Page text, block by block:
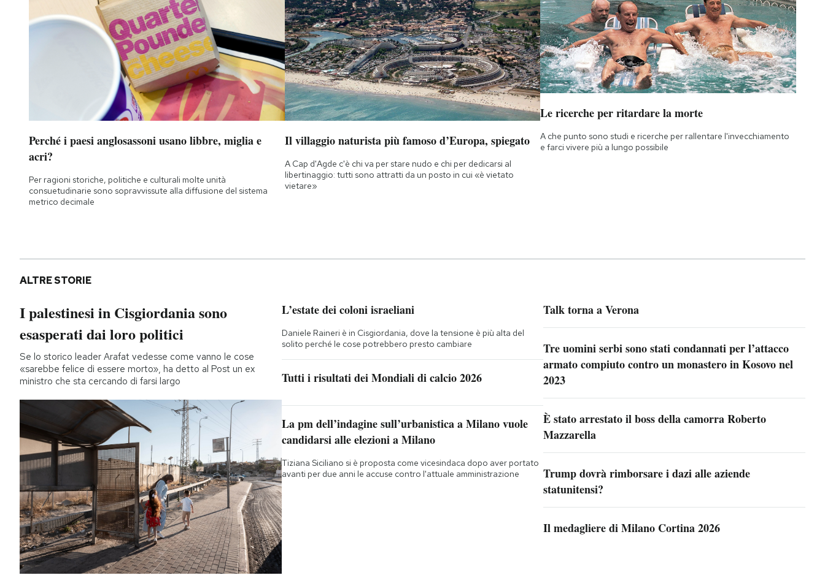
Perché i paesi anglosassoni usano libbre, miglia e
acri?
Per ragioni storiche, politiche e culturali molte unità
consuetudinarie sono sopravvissute alla diffusione del sistema
metrico decimale
Il villaggio naturista più famoso d’Europa, spiegato
A Cap d'Agde c'è chi va per stare nudo e chi per dedicarsi al
libertinaggio: tutti sono attratti da un posto in cui «è vietato
vietare»
Le ricerche per ritardare la morte
A che punto sono studi e ricerche per rallentare l'invecchiamento
e farci vivere più a lungo possibile
ALTRE STORIE
I palestinesi in Cisgiordania sono
esasperati dai loro politici
Se lo storico leader Arafat vedesse come vanno le cose
«sarebbe felice di essere morto», ha detto al Post un ex
ministro che sta cercando di farsi largo
L’estate dei coloni israeliani
Daniele Raineri è in Cisgiordania, dove la tensione è più alta del
solito perché le cose potrebbero presto cambiare
Tutti i risultati dei Mondiali di calcio 2026
La pm dell’indagine sull’urbanistica a Milano vuole
candidarsi alle elezioni a Milano
Tiziana Siciliano si è proposta come vicesindaca dopo aver portato
avanti per due anni le accuse contro l'attuale amministrazione
Talk torna a Verona
Tre uomini serbi sono stati condannati per l’attacco
armato compiuto contro un monastero in Kosovo nel
2023
È stato arrestato il boss della camorra Roberto
Mazzarella
Trump dovrà rimborsare i dazi alle aziende
statunitensi?
Il medagliere di Milano Cortina 2026